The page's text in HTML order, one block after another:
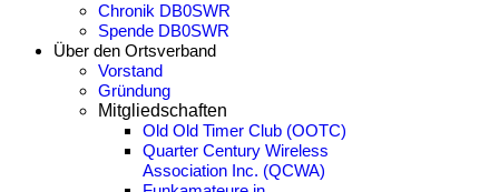
Chronik DB0SWR
Spende DB0SWR
Über den Ortsverband
Vorstand
Gründung
Mitgliedschaften
Old Old Timer Club (OOTC)
Quarter Century Wireless
Association Inc. (QCWA)